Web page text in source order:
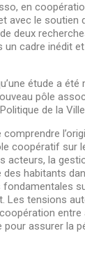
, en
avec le soutien
e deux
un cadre inédit
étude a
pôle
de la
coopératif sur
acteurs, la
des habitants
Les tensions
assurer la